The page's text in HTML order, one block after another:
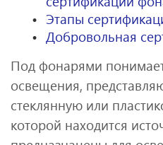
Этапы
Добровольная
Под фонарями
освещения,
стеклянную или
которой находится